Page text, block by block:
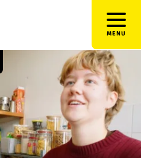
MENU